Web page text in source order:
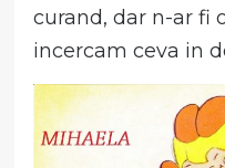
curand, dar n-ar fi
incercam ceva in